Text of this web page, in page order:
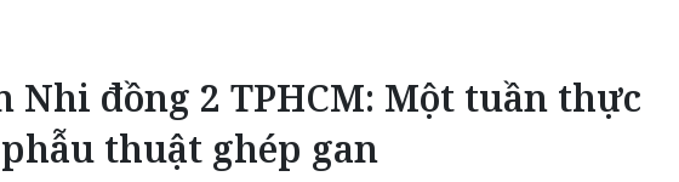
Nhi đồng 2 TPHCM: Một tuần thực
thuật ghép gan